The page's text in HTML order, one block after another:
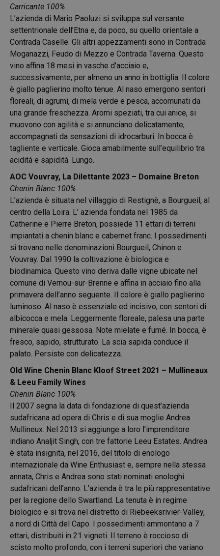
Carricante 100%
L’azienda di Mario Paoluzi si sviluppa sul versante
settentrionale dell’Etna e, da poco, su quello orientale a
Contrada Caselle. Gli altri appezzamenti sono in Contrada
Moganazzi, Feudo di Mezzo e Contrada Taverna. Questo
vino affina 18 mesi in vasche d’acciaio e,
successivamente, per almeno un anno in bottiglia. Il colore
è giallo paglierino molto tenue. Al naso emergono sentori
floreali, di agrumi, di mela verde e pesca, accomunati da
una grande freschezza. Aromi speziati, tra cui anice, si
muovono con agilità e si annunciano delicatamente,
accompagnati da sensazioni di idrocarburi. In bocca è
tagliente e verticale. Gioca amabilmente sull’equilibrio tra
acidità e sapidità. Lungo.
AOC Vouvray, La Dilettante 2023 – Domaine Breton
Chenin Blanc 100%
L’azienda è situata nel villaggio di Restignè, a Bourgueil, al
centro della Loira. L’ azienda fondata nel 1985 da
Catherine e Pierre Breton, possiede 11 ettari di terreni
impiantati a chenin blanc e cabernet franc. I possedimenti
si trovano nelle denominazioni Bourgueil, Chinon e
Vouvray. Dal 1990 la coltivazione è biologica e
biodinamica. Questo vino deriva dalle vigne ubicate nel
comune di Vernou-sur-Brenne e affina in acciaio fino alla
primavera dell’anno seguente. Il colore è giallo paglierino
luminoso. Al naso è essenziale ed incisivo, con sentori di
albicocca e mela. Leggermente floreale, palesa una parte
minerale quasi gessosa. Note mielate e fumé. In bocca, è
fresco, sapido, strutturato. La scia sapida conduce il
palato. Persiste con delicatezza.
Old Wine Chenin Blanc Kloof Street 2021 – Mullineaux
& Leeu Family Wines
Chenin Blanc 100%
Il 2007 segna la data di fondazione di quest’azienda
sudafricana ad opera di Chris e di sua moglie Andrea
Mullineux. Nel 2013 si aggiunge a loro l’imprenditore
indiano Analjit Singh, con tre fattorie Leeu Estates. Andrea
è stata insignita, nel 2016, del titolo di enologo
internazionale da Wine Enthusiast e, sempre nella stessa
annata, Chris e Andrea sono stati nominati enologhi
sudafricani dell’anno. L’azienda è tra le più rappresentative
per la regione dello Swartland. La tenuta è in regime
biologico e si trova nel distretto di Riebeeksrivier-Valley,
a nord di Città del Capo. I possedimenti ammontano a 7
ettari, distribuiti in 21 vigneti. Il terreno è roccioso di
scisto molto profondo, con i terreni superiori che variano